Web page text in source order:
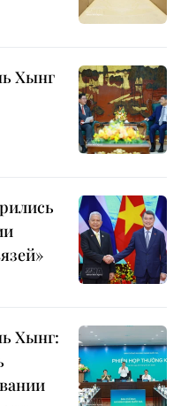
Хынг
Хынг: